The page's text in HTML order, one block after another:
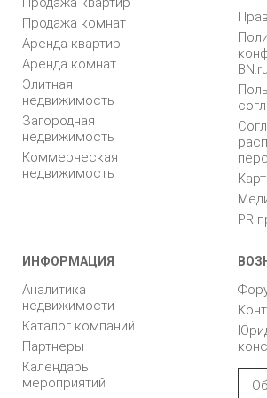
Продажа комнат
Аренда квартир
Аренда комнат
Элитная
недвижимость
Загородная
недвижимость
Коммерческая
недвижимость
BN.ru
PR
ИНФОРМАЦИЯ
Аналитика
недвижимости
Каталог компаний
Партнеры
Календарь
мероприятий